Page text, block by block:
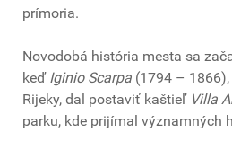
prímoria.
Novodobá história mesta sa
keď Iginio Scarpa (1794 –
Rijeky, dal postaviť kaštieľ Villa
parku, kde prijímal významných